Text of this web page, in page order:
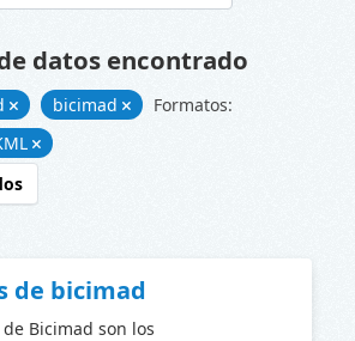
datos encontrado
bicimad
Formatos:
de bicimad
Bicimad son los